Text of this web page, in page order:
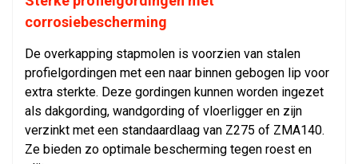
corrosiebescherming
De overkapping stapmolen is voorzien van stalen
profielgordingen met een naar binnen gebogen lip voor
extra sterkte. Deze gordingen kunnen worden ingezet
als dakgording, wandgording of vloerligger en zijn
verzinkt met een standaardlaag van Z275 of ZMA140.
Ze bieden zo optimale bescherming tegen roest en